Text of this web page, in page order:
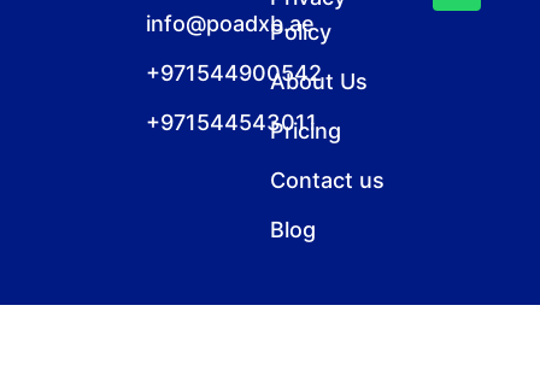
info@poadxb.ae
+971544900542
+971544543011
Policy
About Us
Pricing
Contact us
Blog